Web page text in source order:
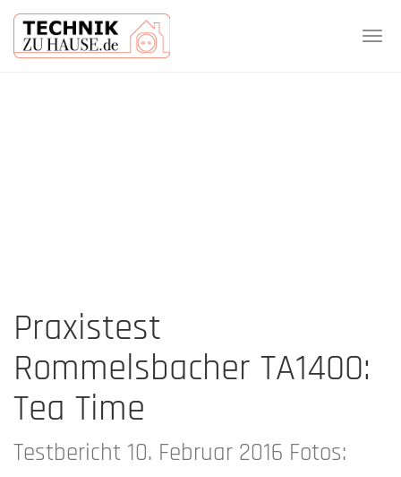
Praxistest
Rommelsbacher TA1400:
Tea Time
Testbericht 10. Februar 2016 Fotos: